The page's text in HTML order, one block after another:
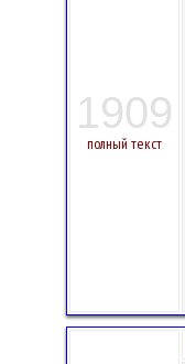
1909
полный текст